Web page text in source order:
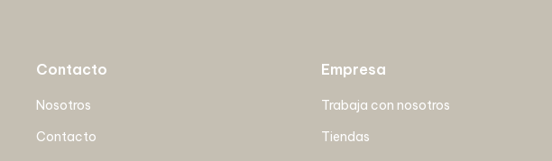
Contacto
Nosotros
Contacto
Empresa
Trabaja con nosotros
Tiendas